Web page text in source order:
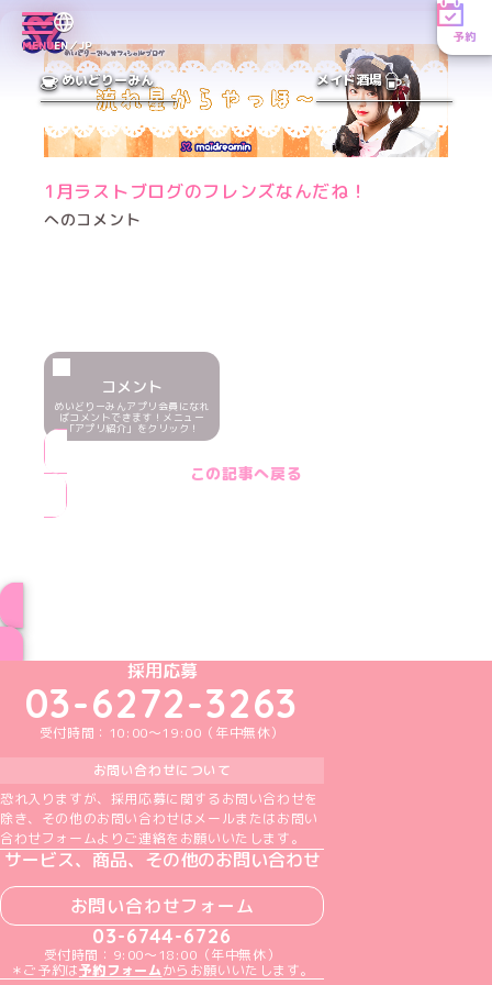
MENUEN／JP
予約
めいどりーみん メイド酒場
1月ラストブログのフレンズなんだね！
へのコメント
コメント
めいどりーみんアプリ会員になれ
ばコメントできます！メニュー
「アプリ紹介」をクリック！
この記事へ戻る
めいどりーみんTikTok公式アカウント
めいどりーみんX公式アカウント
めいどりーみんInstagram公式アカウント
めいどりーみんFacebook公式アカウン
めいどりーみんYouTube公式アカ
採用応募
03-6272-3263
受付時間：10:00～19:00（年中無休）
お問い合わせについて
恐れ入りますが、採用応募に関するお問い合わせを
除き、その他のお問い合わせはメールまたはお問い
合わせフォームよりご連絡をお願いいたします。
サービス、商品、その他のお問い合わせ
お問い合わせフォーム
03-6744-6726
受付時間：9:00～18:00（年中無休）
＊ご予約は予約フォームからお願いいたします。